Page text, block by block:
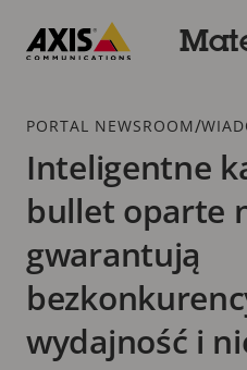
głównej
Dodatek
PORTAL NEWSROOM/
Inteligentne
bullet oparte
gwarantują
wydajność i